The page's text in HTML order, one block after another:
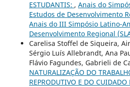
ESTUDANTIS: , Anais do
Estudos de Desenvolvimento
Anais do III Simpósio Latino-
Desenvolvimento Regional
Carelisa Stoffel de Siqueira,
Sérgio Luís Allebrandt, Ana
Flávio Fagundes, Gabrieli de
NATURALIZAÇÃO DO
REPRODUTIVO E DO CUIDADO